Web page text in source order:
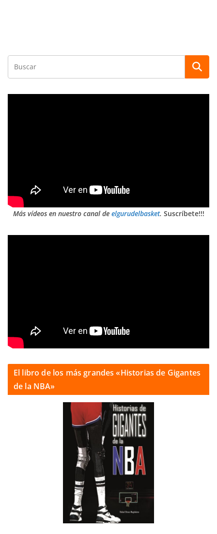
Más vídeos en nuestro canal de elgurudelbasket. Suscríbete!!!
El libro de los más grandes «Historias de Gigantes
de la NBA»